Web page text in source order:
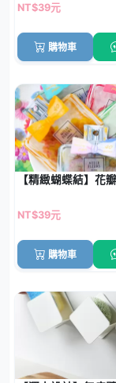
NT$39元
購物車
【精緻蝴蝶結】花
NT$39元
購物車